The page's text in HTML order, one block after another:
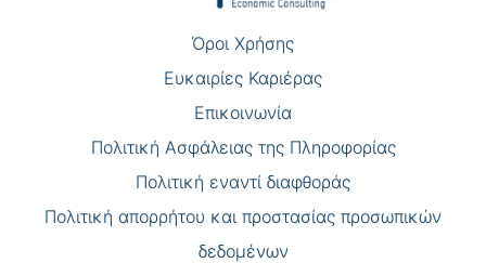
Όροι Χρήσης
Eυκαιρίες Καριέρας
Επικοινωνία
Πολιτική Ασφάλειας της Πληροφορίας
Πολιτική εναντί διαφθοράς
Πολιτική απορρήτου και προστασίας προσωπικών
δεδομένων